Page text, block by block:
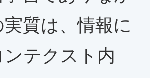
実質は、情報に
テクスト内